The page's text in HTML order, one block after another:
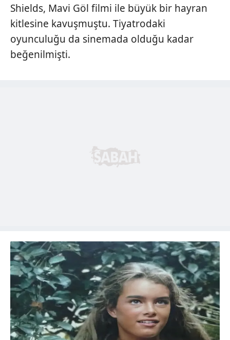
Shields, Mavi Göl filmi ile büyük bir hayran
kitlesine kavuşmuştu. Tiyatrodaki
oyunculuğu da sinemada olduğu kadar
beğenilmişti.